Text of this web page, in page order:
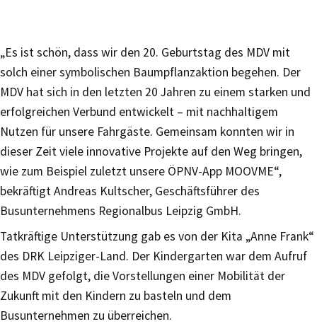
„Es ist schön, dass wir den 20. Geburtstag des MDV mit
solch einer symbolischen Baumpflanzaktion begehen. Der
MDV hat sich in den letzten 20 Jahren zu einem starken und
erfolgreichen Verbund entwickelt – mit nachhaltigem
Nutzen für unsere Fahrgäste. Gemeinsam konnten wir in
dieser Zeit viele innovative Projekte auf den Weg bringen,
wie zum Beispiel zuletzt unsere ÖPNV-App MOOVME“,
bekräftigt Andreas Kultscher, Geschäftsführer des
Busunternehmens Regionalbus Leipzig GmbH.
Tatkräftige Unterstützung gab es von der Kita „Anne Frank“
des DRK Leipziger-Land. Der Kindergarten war dem Aufruf
des MDV gefolgt, die Vorstellungen einer Mobilität der
Zukunft mit den Kindern zu basteln und dem
Busunternehmen zu überreichen.